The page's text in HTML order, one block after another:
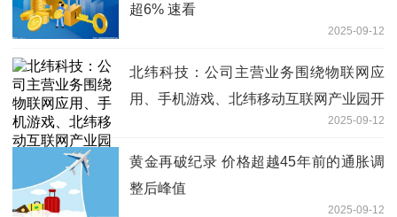
超6% 速看
2025-09-12
北纬科技：公司主营业务围绕物联网应
用、手机游戏、北纬移动互联网产业园开
2025-09-12
黄金再破纪录 价格超越45年前的通胀调
整后峰值
2025-09-12